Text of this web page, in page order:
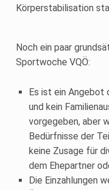
Körperstabilisation
Noch ein paar
Sportwoche VQÖ:
Es ist ein Angebot
und kein
vorgegeben, aber
Bedürfnisse der
keine Zusage für
dem Ehepartner
Die Einzahlungen